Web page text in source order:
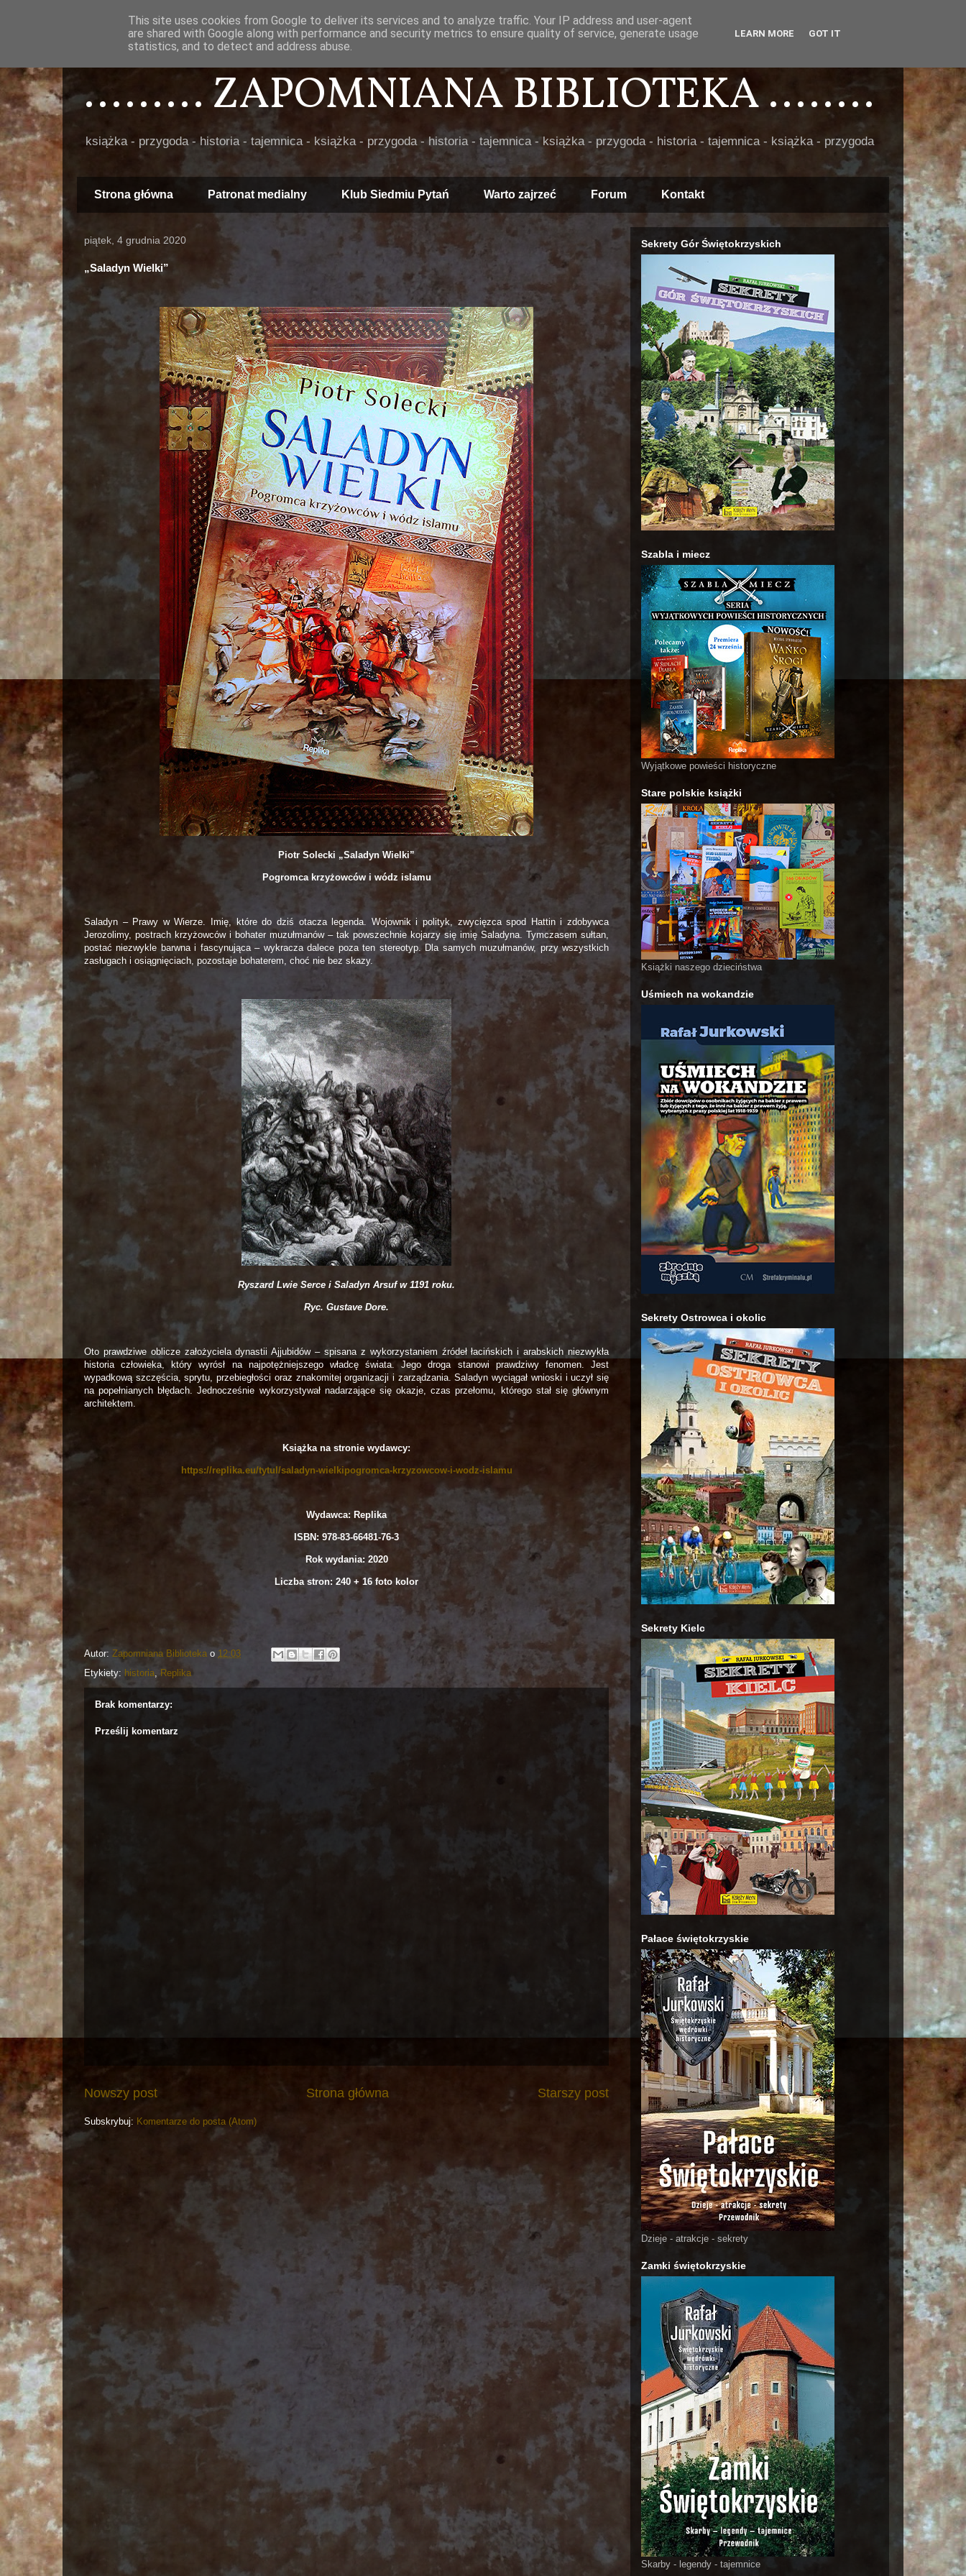
......... ZAPOMNIANA BIBLIOTEKA ........
książka - przygoda - historia - tajemnica - książka - przygoda - historia - tajemnica - książka - przygoda - historia - tajemnica - książka - przygoda
Strona główna Patronat medialny Klub Siedmiu Pytań Warto zajrzeć Forum Kontakt
piątek, 4 grudnia 2020
„Saladyn Wielki”
Piotr Solecki „Saladyn Wielki”
Pogromca krzyżowców i wódz islamu
Saladyn – Prawy w Wierze. Imię, które do dziś otacza legenda. Wojownik i polityk, zwycięzca spod Hattin i zdobywca
Jerozolimy, postrach krzyżowców i bohater muzułmanów – tak powszechnie kojarzy się imię Saladyna. Tymczasem sułtan,
postać niezwykle barwna i fascynująca – wykracza dalece poza ten stereotyp. Dla samych muzułmanów, przy wszystkich
zasługach i osiągnięciach, pozostaje bohaterem, choć nie bez skazy.
Ryszard Lwie Serce i Saladyn Arsuf w 1191 roku.
Ryc. Gustave Dore.
Oto prawdziwe oblicze założyciela dynastii Ajjubidów – spisana z wykorzystaniem źródeł łacińskich i arabskich niezwykła
historia człowieka, który wyrósł na najpotężniejszego władcę świata. Jego droga stanowi prawdziwy fenomen. Jest
wypadkową szczęścia, sprytu, przebiegłości oraz znakomitej organizacji i zarządzania. Saladyn wyciągał wnioski i uczył się
na popełnianych błędach. Jednocześnie wykorzystywał nadarzające się okazje, czas przełomu, którego stał się głównym
architektem.
Książka na stronie wydawcy:
https://replika.eu/tytul/saladyn-wielkipogromca-krzyzowcow-i-wodz-islamu
Wydawca: Replika
ISBN: 978-83-66481-76-3
Rok wydania: 2020
Liczba stron: 240 + 16 foto kolor
Autor: Zapomniana Biblioteka o 12:03
Etykiety: historia Replika
Brak komentarzy:
Prześlij komentarz
Nowszy post Starszy post
Strona główna
Subskrybuj: Komentarze do posta (Atom)
Sekrety Gór Świętokrzyskich
Szabla i miecz
Wyjątkowe powieści historyczne
Stare polskie książki
Książki naszego dzieciństwa
Uśmiech na wokandzie
Sekrety Ostrowca i okolic
Sekrety Kielc
Pałace świętokrzyskie
Dzieje - atrakcje - sekrety
Zamki świętokrzyskie
Skarby - legendy - tajemnice
This site uses cookies from Google to deliver its services and to analyze traffic. Your IP address and user-agent
are shared with Google along with performance and security metrics to ensure quality of service, generate usage
statistics, and to detect and address abuse.
LEARN MORE GOT IT